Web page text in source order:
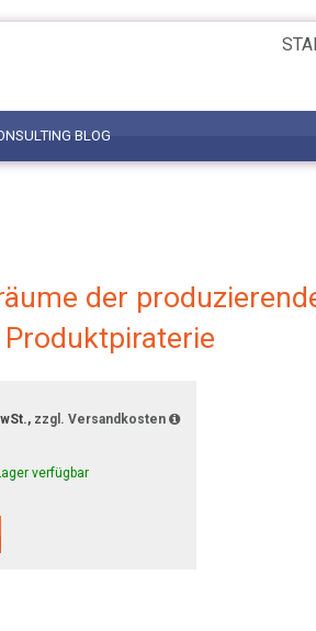
BLOG
der
zzgl. Versandkosten
verfügbar